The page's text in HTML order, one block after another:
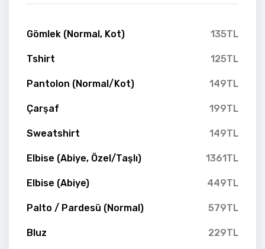
Gömlek (Normal, Kot) 135TL
Tshirt 125TL
Pantolon (Normal/Kot) 149TL
Çarşaf 199TL
Sweatshirt 149TL
Elbise (Abiye, Özel/Taşlı) 1361TL
Elbise (Abiye) 449TL
Palto / Pardesü (Normal) 579TL
Bluz 229TL